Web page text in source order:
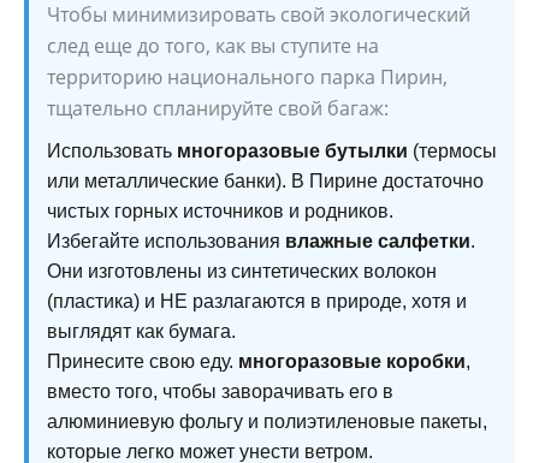
Чтобы минимизировать свой экологический
след еще до того, как вы ступите на
территорию национального парка Пирин,
тщательно спланируйте свой багаж:
Использовать многоразовые бутылки (термосы
или металлические банки). В Пирине достаточно
чистых горных источников и родников.
Избегайте использования влажные салфетки.
Они изготовлены из синтетических волокон
(пластика) и НЕ разлагаются в природе, хотя и
выглядят как бумага.
Принесите свою еду. многоразовые коробки,
вместо того, чтобы заворачивать его в
алюминиевую фольгу и полиэтиленовые пакеты,
которые легко может унести ветром.